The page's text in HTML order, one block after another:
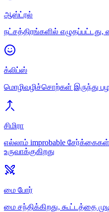
ஆஸ்ட்ரல்
நட்சத்திரங்களில் எழுதப்பட்டது,
க்லிப்ஸ்
மொழிவழிச்சொற்கள் இருந்து
சிமிரா
எல்லாம் improbable
உருவாக்குகிறது
மை போர்
மை சந்திக்கிறது, கூட்டத்தை